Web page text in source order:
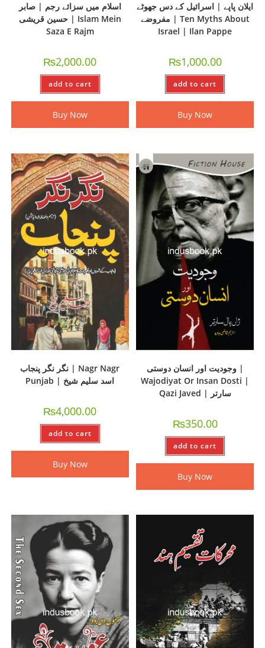
اسلام میں سزائے رجم | صابر
حسین قریشی | Islam Mein
Saza E Rajm
₨2,000.00
add to cart
Buy Now
ایلان پاپے | اسرائیل کے دس جھوٹے
مفروضے | Ten Myths About
Israel | Ilan Pappe
₨1,000.00
add to cart
Buy Now
نگر نگر پنجاب | Nagr Nagr
Punjab | اسد سلیم شیخ
₨4,000.00
add to cart
Buy Now
وجودیت اور انسان دوستی |
Wajodiyat Or Insan Dosti |
Qazi Javed | سارتر
₨350.00
add to cart
Buy Now